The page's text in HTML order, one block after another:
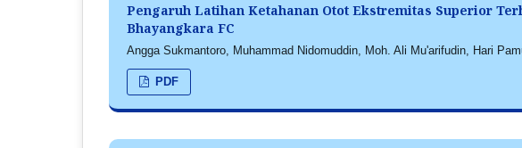
Pengaruh Latihan Ketahanan Otot Ekstremitas Superior
Bhayangkara FC
Angga Sukmantoro, Muhammad Nidomuddin, Moh. Ali Mu'arifudin, Hari
PDF